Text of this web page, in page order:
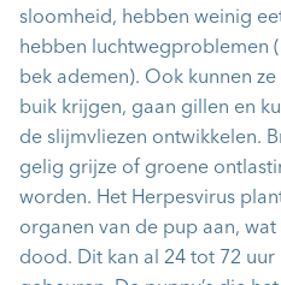
sloomheid, hebben weinig
hebben luchtwegproblemen
bek ademen). Ook kunnen
buik krijgen, gaan gillen en
de slijmvliezen ontwikkelen.
gelig grijze of groene
worden. Het Herpesvirus
organen van de pup aan,
dood. Dit kan al 24 tot 72 uur